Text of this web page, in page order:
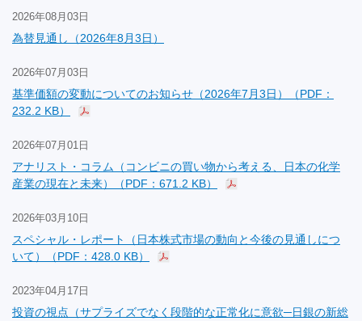
2026年08月03日
為替見通し（2026年8月3日）
2026年07月03日
基準価額の変動についてのお知らせ（2026年7月3日）（PDF：
232.2 KB）
2026年07月01日
アナリスト・コラム（コンビニの買い物から考える、日本の化学
産業の現在と未来）（PDF：671.2 KB）
2026年03月10日
スペシャル・レポート（日本株式市場の動向と今後の見通しにつ
いて）（PDF：428.0 KB）
2023年04月17日
投資の視点（サプライズでなく段階的な正常化に意欲─日銀の新総